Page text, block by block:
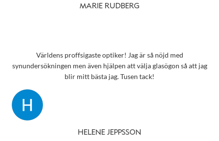
MARIE RUDBERG
Världens proffsigaste optiker! Jag är så nöjd med
synundersökningen men även hjälpen att välja glasögon så att jag
blir mitt bästa jag. Tusen tack!
HELENE JEPPSSON